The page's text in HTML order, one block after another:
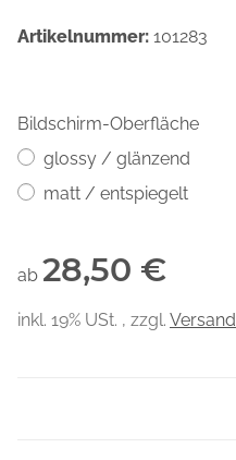
Artikelnummer: 101283
Bildschirm-Oberfläche
glossy / glänzend
matt / entspiegelt
ab 28,50 €
inkl. 19% USt. , zzgl. Versand